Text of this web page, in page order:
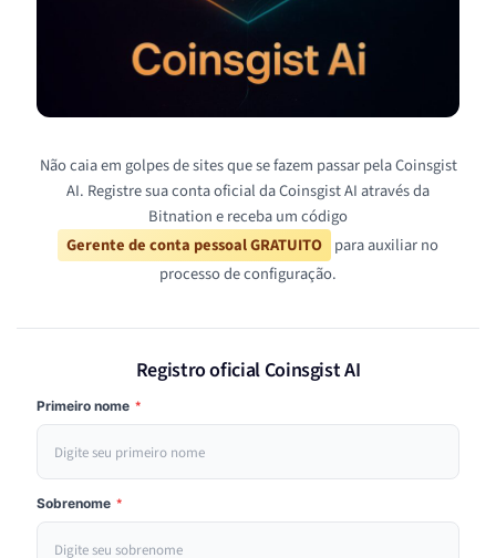
Não caia em golpes de sites que se fazem passar pela Coinsgist
AI. Registre sua conta oficial da Coinsgist AI através da
Bitnation e receba um código
Gerente de conta pessoal GRATUITO para auxiliar no
processo de configuração.
Registro oficial Coinsgist AI
Primeiro nome *
Sobrenome *